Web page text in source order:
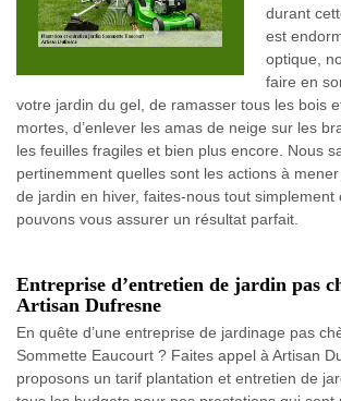
durant
est
optique,
faire en
votre jardin du gel, de ramasser tous les bois
mortes, d’enlever les amas de neige sur les
les feuilles fragiles et bien plus encore. Nous
pertinemment quelles sont les actions à
de jardin en hiver, faites-nous tout simplement
pouvons vous assurer un résultat parfait.
Entreprise d’entretien de jardin pas
Artisan Dufresne
En quête d’une entreprise de jardinage pas
Sommette Eaucourt ? Faites appel à Artisan
proposons un tarif plantation et entretien de